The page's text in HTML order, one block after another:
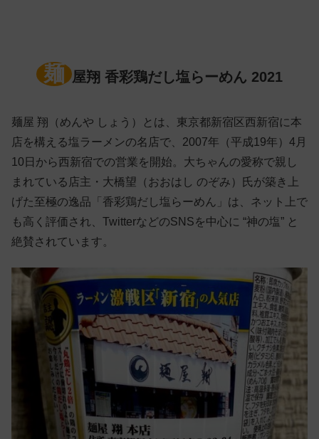
麺 屋翔 香彩鶏だし塩らーめん 2021
麺屋 翔（めんや しょう）とは、東京都新宿区西新宿に本
店を構える塩ラーメンの名店で、2007年（平成19年）4月
10日から西新宿での営業を開始。大ちゃんの愛称で親し
まれている店主・大橋望（おおはし のぞみ）氏が築き上
げた至極の逸品「香彩鶏だし塩らーめん」は、ネット上で
も高く評価され、TwitterなどのSNSを中心に “神の塩” と
絶賛されています。